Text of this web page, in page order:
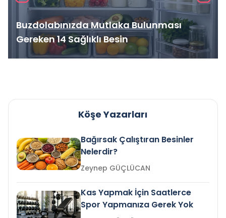
Buzdolabınızda Mutlaka Bulunması
Gereken 14 Sağlıklı Besin
Köşe Yazarları
Bağırsak Çalıştıran Besinler
Nelerdir?
Zeynep GÜÇLÜCAN
Kas Yapmak İçin Saatlerce
Spor Yapmanıza Gerek Yok